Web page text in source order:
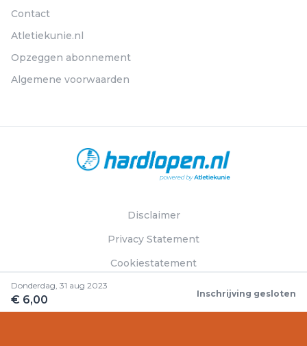
Donderdag, 31 aug 2023
€ 6,00 Inschrijving gesloten
Contact
Atletiekunie.nl
Opzeggen abonnement
Algemene voorwaarden
Disclaimer
Privacy Statement
Cookiestatement
© Hardlopen.nl 2026. Alle rechten voorbehouden.